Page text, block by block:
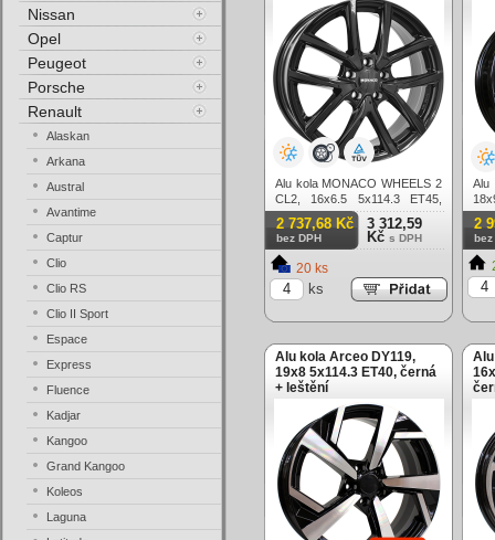
Alu kola MONACO WHEELS 2
CL2, 16x6.5 5x114.3 ET45,
černá lesklá
2 737,68 Kč
bez DPH
3 312,59
Kč s DPH
20 ks
ks
Alu
2
bez
Alu kola Arceo DY119,
19x8 5x114.3 ET40, černá
+ leštění
Nissan
Opel
Peugeot
Porsche
Renault
Alaskan
Arkana
Austral
Avantime
Captur
Clio
Clio RS
Clio II Sport
Espace
Express
Fluence
Kadjar
Kangoo
Grand Kangoo
Koleos
Laguna